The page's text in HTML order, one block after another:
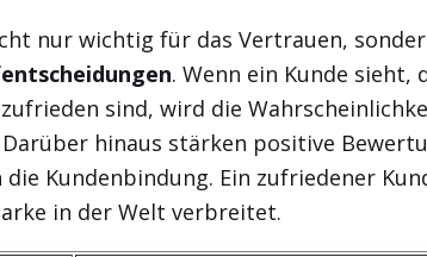
nur wichtig für das Vertrauen,
. Wenn ein Kunde sieht,
sind, wird die
hinaus stärken positive
Kundenbindung. Ein zufriedener
in der Welt verbreitet.